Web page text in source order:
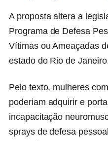
A proposta altera a
Programa de Defesa
Vítimas ou Ameaçadas
estado do Rio de
Pelo texto, mulheres
poderiam adquirir e
incapacitação
sprays de defesa